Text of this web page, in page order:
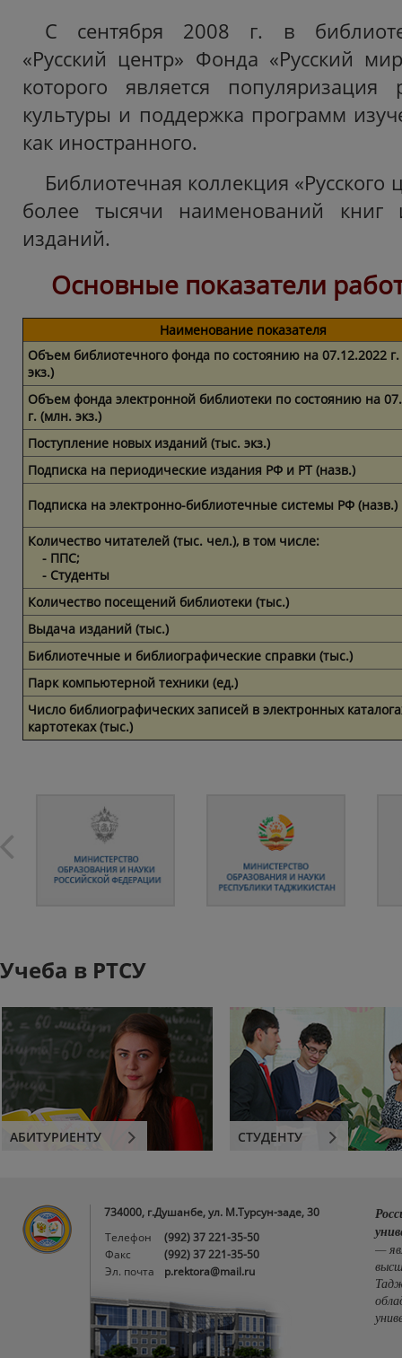
С сентября 2008 г. в
«Русский центр» Фонда «Русский
которого является
культуры и поддержка программ
как иностранного.
Библиотечная коллекция «Русского
более тысячи наименований книг
изданий.
Основные показатели
Наименование показателя
Объем библиотечного фонда по состоянию на 07.12.2022 г.
экз.)
Объем фонда электронной библиотеки по состоянию на
г. (млн. экз.)
Поступление новых изданий (тыс. экз.)
Подписка на периодические издания РФ и РТ (назв.)
Подписка на электронно-библиотечные системы РФ (назв.)
Количество читателей (тыс. чел.), в том числе:
- ППС;
- Студенты
Количество посещений библиотеки (тыс.)
Выдача изданий (тыс.)
Библиотечные и библиографические справки (тыс.)
Парк компьютерной техники (ед.)
Число библиографических записей в электронных
картотеках (тыс.)
Учеба в РТСУ
АБИТУРИЕНТУ СТУДЕНТУ
734000, г.Душанбе, ул. М.Турсун-заде, 30
Телефон
(992) 37 221-35-50
Факс
(992) 37 221-35-50
Эл. почта
p.rektora@mail.ru
—